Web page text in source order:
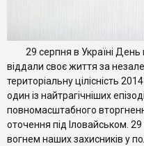
29 серпня в Україні День
віддали своє життя за
територіальну цілісність
один із найтрагічніших
повномасштабного
оточення під Іловайськом.
вогнем наших захисників у